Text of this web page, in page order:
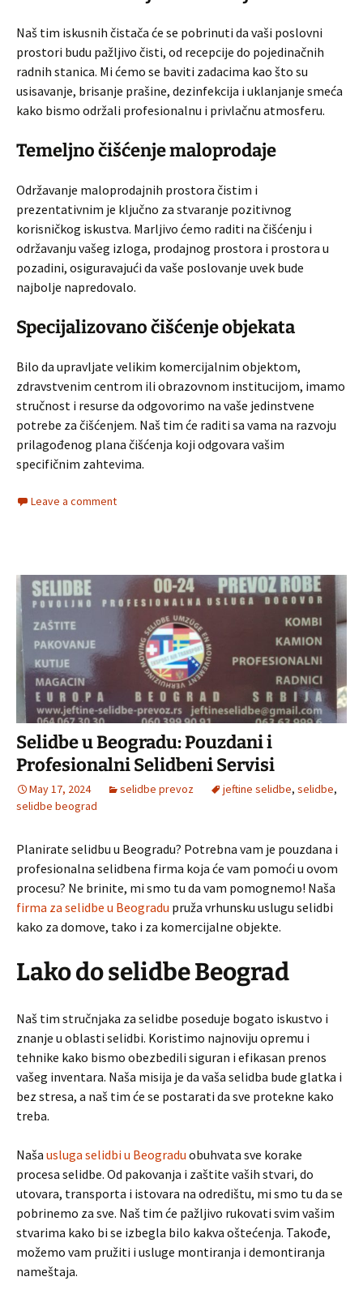
Naš tim iskusnih čistača će se pobrinuti da vaši poslovni
prostori budu pažljivo čisti, od recepcije do pojedinačnih
radnih stanica. Mi ćemo se baviti zadacima kao što su
usisavanje, brisanje prašine, dezinfekcija i uklanjanje smeća
kako bismo održali profesionalnu i privlačnu atmosferu.
Temeljno čišćenje maloprodaje
Održavanje maloprodajnih prostora čistim i
prezentativnim je ključno za stvaranje pozitivnog
korisničkog iskustva. Marljivo ćemo raditi na čišćenju i
održavanju vašeg izloga, prodajnog prostora i prostora u
pozadini, osiguravajući da vaše poslovanje uvek bude
najbolje napredovalo.
Specijalizovano čišćenje objekata
Bilo da upravljate velikim komercijalnim objektom,
zdravstvenim centrom ili obrazovnom institucijom, imamo
stručnost i resurse da odgovorimo na vaše jedinstvene
potrebe za čišćenjem. Naš tim će raditi sa vama na razvoju
prilagođenog plana čišćenja koji odgovara vašim
specifičnim zahtevima.
Leave a comment
Selidbe u Beogradu: Pouzdani i
Profesionalni Selidbeni Servisi
May 17, 2024 selidbe prevoz jeftine selidbe, selidbe,
selidbe beograd
Planirate selidbu u Beogradu? Potrebna vam je pouzdana i
profesionalna selidbena firma koja će vam pomoći u ovom
procesu? Ne brinite, mi smo tu da vam pomognemo! Naša
firma za selidbe u Beogradu pruža vrhunsku uslugu selidbi
kako za domove, tako i za komercijalne objekte.
Lako do selidbe Beograd
Naš tim stručnjaka za selidbe poseduje bogato iskustvo i
znanje u oblasti selidbi. Koristimo najnoviju opremu i
tehnike kako bismo obezbedili siguran i efikasan prenos
vašeg inventara. Naša misija je da vaša selidba bude glatka i
bez stresa, a naš tim će se postarati da sve protekne kako
treba.
Naša usluga selidbi u Beogradu obuhvata sve korake
procesa selidbe. Od pakovanja i zaštite vaših stvari, do
utovara, transporta i istovara na odredištu, mi smo tu da se
pobrinemo za sve. Naš tim će pažljivo rukovati svim vašim
stvarima kako bi se izbegla bilo kakva oštećenja. Takođe,
možemo vam pružiti i usluge montiranja i demontiranja
nameštaja.